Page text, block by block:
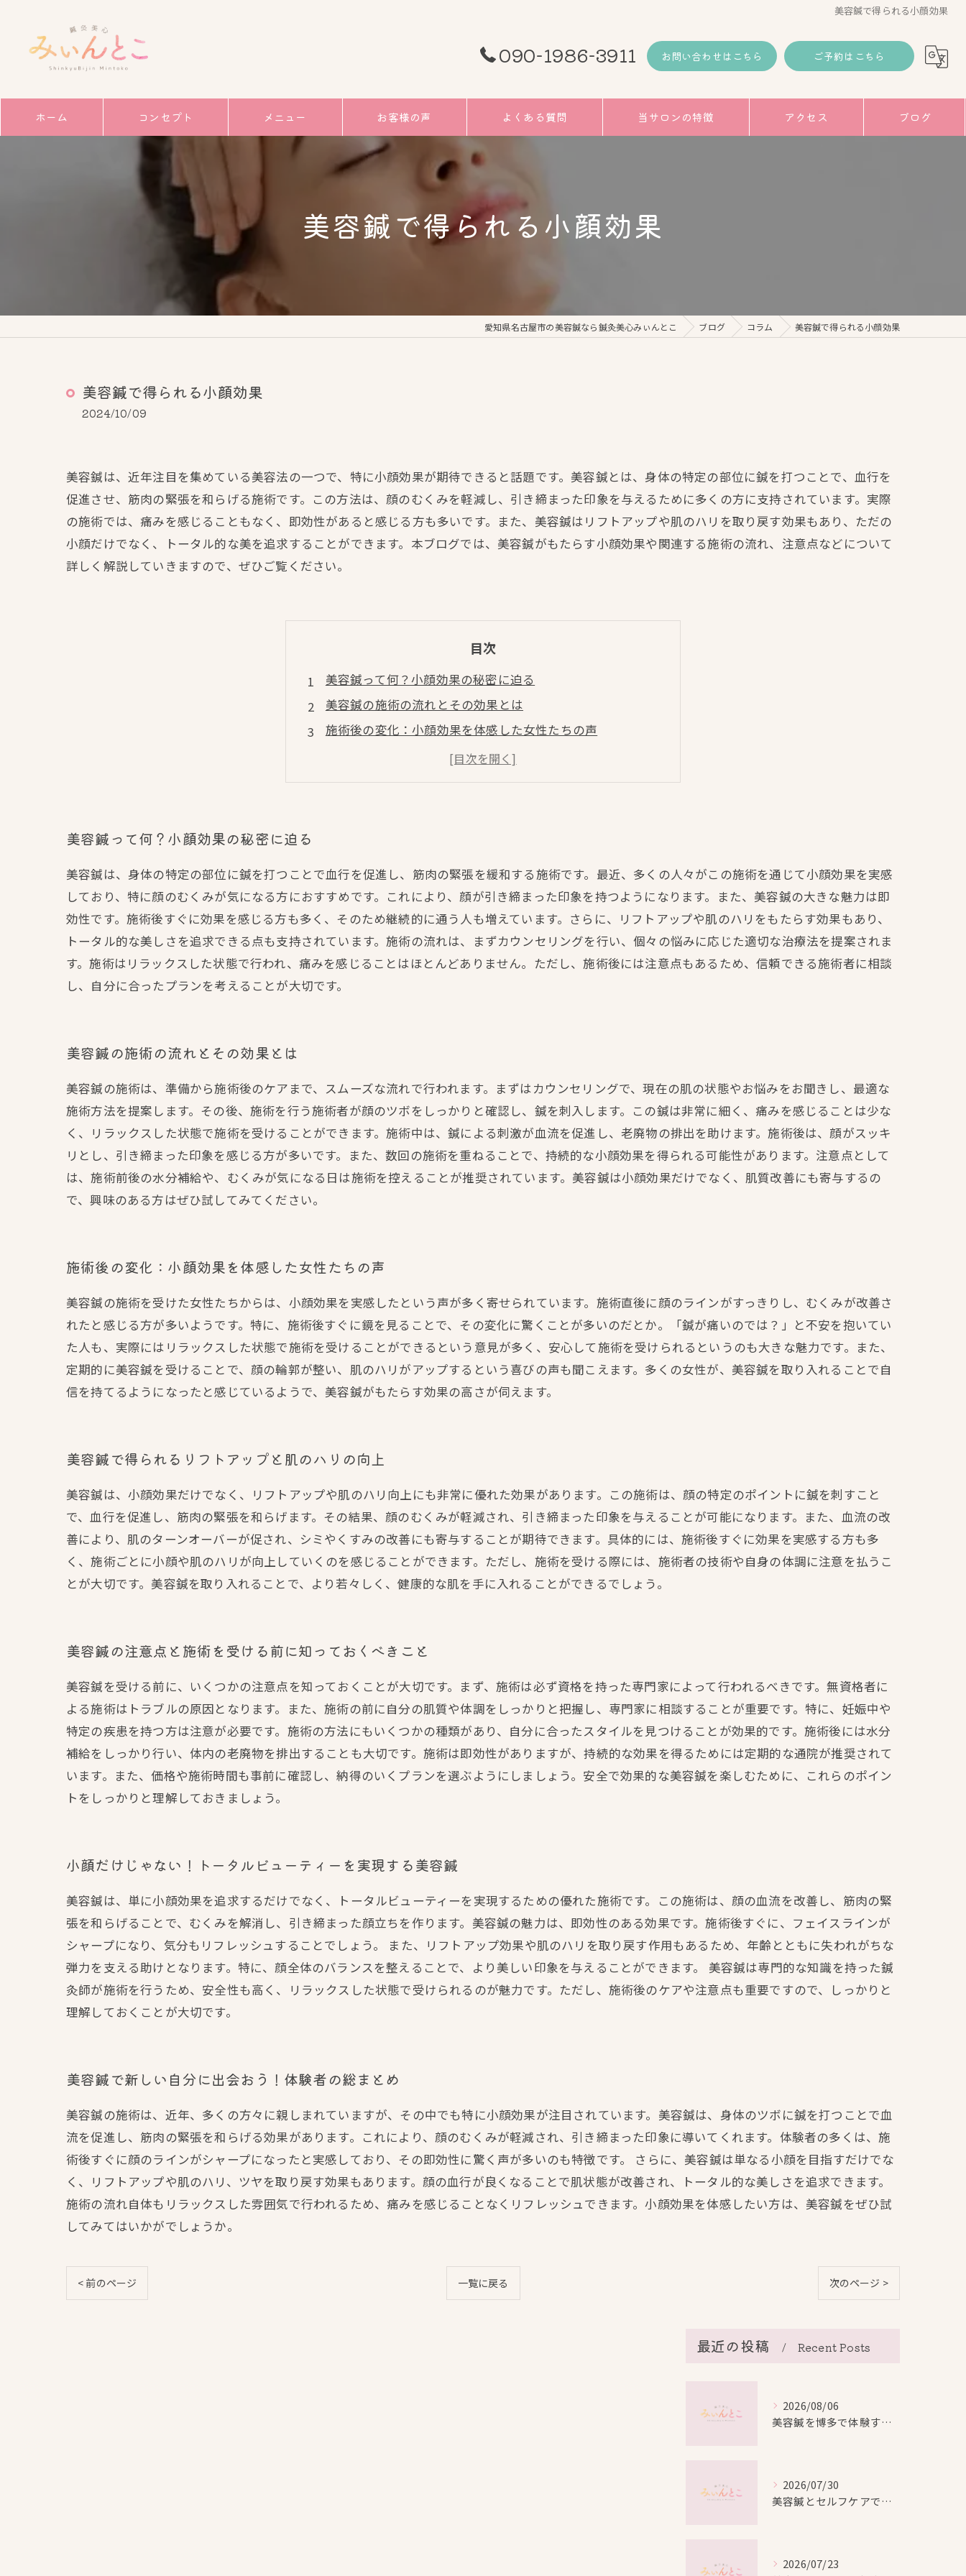
美容鍼で得られる小顔効果
090-1986-3911 お問い合わせはこちら ご予約はこちら
ホーム コンセプト
サービス
ごあいさつ
メニュー お客様の声 よくある質問 当サロンの特徴
小顔
アクセス ブログ
美容鍼で得られる小顔効果
愛知県名古屋市の美容鍼なら鍼灸美心みぃんとこ ブログ コラム 美容鍼で得られる小顔効果
美容鍼で得られる小顔効果
2024/10/09
美容鍼は、近年注目を集めている美容法の一つで、特に小顔効果が期待できると話題です。美容鍼とは、身体の特定の部位に鍼を打つことで、血行を
促進させ、筋肉の緊張を和らげる施術です。この方法は、顔のむくみを軽減し、引き締まった印象を与えるために多くの方に支持されています。実際
の施術では、痛みを感じることもなく、即効性があると感じる方も多いです。また、美容鍼はリフトアップや肌のハリを取り戻す効果もあり、ただの
小顔だけでなく、トータル的な美を追求することができます。本ブログでは、美容鍼がもたらす小顔効果や関連する施術の流れ、注意点などについて
詳しく解説していきますので、ぜひご覧ください。
目次
美容鍼って何？小顔効果の秘密に迫る
美容鍼の施術の流れとその効果とは
施術後の変化：小顔効果を体感した女性たちの声
美容鍼で得られるリフトアップと肌のハリの向上
美容鍼の注意点と施術を受ける前に知っておくべきこと
美容鍼って何？小顔効果の秘密に迫る
美容鍼は、身体の特定の部位に鍼を打つことで血行を促進し、筋肉の緊張を緩和する施術です。最近、多くの人々がこの施術を通じて小顔効果を実感
しており、特に顔のむくみが気になる方におすすめです。これにより、顔が引き締まった印象を持つようになります。また、美容鍼の大きな魅力は即
効性です。施術後すぐに効果を感じる方も多く、そのため継続的に通う人も増えています。さらに、リフトアップや肌のハリをもたらす効果もあり、
トータル的な美しさを追求できる点も支持されています。施術の流れは、まずカウンセリングを行い、個々の悩みに応じた適切な治療法を提案されま
す。施術はリラックスした状態で行われ、痛みを感じることはほとんどありません。ただし、施術後には注意点もあるため、信頼できる施術者に相談
し、自分に合ったプランを考えることが大切です。
美容鍼の施術の流れとその効果とは
美容鍼の施術は、準備から施術後のケアまで、スムーズな流れで行われます。まずはカウンセリングで、現在の肌の状態やお悩みをお聞きし、最適な
施術方法を提案します。その後、施術を行う施術者が顔のツボをしっかりと確認し、鍼を刺入します。この鍼は非常に細く、痛みを感じることは少な
く、リラックスした状態で施術を受けることができます。施術中は、鍼による刺激が血流を促進し、老廃物の排出を助けます。施術後は、顔がスッキ
リとし、引き締まった印象を感じる方が多いです。また、数回の施術を重ねることで、持続的な小顔効果を得られる可能性があります。注意点として
は、施術前後の水分補給や、むくみが気になる日は施術を控えることが推奨されています。美容鍼は小顔効果だけでなく、肌質改善にも寄与するの
で、興味のある方はぜひ試してみてください。
施術後の変化：小顔効果を体感した女性たちの声
美容鍼の施術を受けた女性たちからは、小顔効果を実感したという声が多く寄せられています。施術直後に顔のラインがすっきりし、むくみが改善さ
れたと感じる方が多いようです。特に、施術後すぐに鏡を見ることで、その変化に驚くことが多いのだとか。「鍼が痛いのでは？」と不安を抱いてい
た人も、実際にはリラックスした状態で施術を受けることができるという意見が多く、安心して施術を受けられるというのも大きな魅力です。また、
定期的に美容鍼を受けることで、顔の輪郭が整い、肌のハリがアップするという喜びの声も聞こえます。多くの女性が、美容鍼を取り入れることで自
信を持てるようになったと感じているようで、美容鍼がもたらす効果の高さが伺えます。
美容鍼で得られるリフトアップと肌のハリの向上
美容鍼は、小顔効果だけでなく、リフトアップや肌のハリ向上にも非常に優れた効果があります。この施術は、顔の特定のポイントに鍼を刺すこと
で、血行を促進し、筋肉の緊張を和らげます。その結果、顔のむくみが軽減され、引き締まった印象を与えることが可能になります。また、血流の改
善により、肌のターンオーバーが促され、シミやくすみの改善にも寄与することが期待できます。具体的には、施術後すぐに効果を実感する方も多
く、施術ごとに小顔や肌のハリが向上していくのを感じることができます。ただし、施術を受ける際には、施術者の技術や自身の体調に注意を払うこ
とが大切です。美容鍼を取り入れることで、より若々しく、健康的な肌を手に入れることができるでしょう。
美容鍼の注意点と施術を受ける前に知っておくべきこと
美容鍼を受ける前に、いくつかの注意点を知っておくことが大切です。まず、施術は必ず資格を持った専門家によって行われるべきです。無資格者に
よる施術はトラブルの原因となります。また、施術の前に自分の肌質や体調をしっかりと把握し、専門家に相談することが重要です。特に、妊娠中や
特定の疾患を持つ方は注意が必要です。施術の方法にもいくつかの種類があり、自分に合ったスタイルを見つけることが効果的です。施術後には水分
補給をしっかり行い、体内の老廃物を排出することも大切です。施術は即効性がありますが、持続的な効果を得るためには定期的な通院が推奨されて
います。また、価格や施術時間も事前に確認し、納得のいくプランを選ぶようにしましょう。安全で効果的な美容鍼を楽しむために、これらのポイン
トをしっかりと理解しておきましょう。
小顔だけじゃない！トータルビューティーを実現する美容鍼
美容鍼は、単に小顔効果を追求するだけでなく、トータルビューティーを実現するための優れた施術です。この施術は、顔の血流を改善し、筋肉の緊
張を和らげることで、むくみを解消し、引き締まった顔立ちを作ります。美容鍼の魅力は、即効性のある効果です。施術後すぐに、フェイスラインが
シャープになり、気分もリフレッシュすることでしょう。 また、リフトアップ効果や肌のハリを取り戻す作用もあるため、年齢とともに失われがちな
弾力を支える助けとなります。特に、顔全体のバランスを整えることで、より美しい印象を与えることができます。 美容鍼は専門的な知識を持った鍼
灸師が施術を行うため、安全性も高く、リラックスした状態で受けられるのが魅力です。ただし、施術後のケアや注意点も重要ですので、しっかりと
理解しておくことが大切です。
美容鍼で新しい自分に出会おう！体験者の総まとめ
美容鍼の施術は、近年、多くの方々に親しまれていますが、その中でも特に小顔効果が注目されています。美容鍼は、身体のツボに鍼を打つことで血
流を促進し、筋肉の緊張を和らげる効果があります。これにより、顔のむくみが軽減され、引き締まった印象に導いてくれます。体験者の多くは、施
術後すぐに顔のラインがシャープになったと実感しており、その即効性に驚く声が多いのも特徴です。 さらに、美容鍼は単なる小顔を目指すだけでな
く、リフトアップや肌のハリ、ツヤを取り戻す効果もあります。顔の血行が良くなることで肌状態が改善され、トータル的な美しさを追求できます。
施術の流れ自体もリラックスした雰囲気で行われるため、痛みを感じることなくリフレッシュできます。小顔効果を体感したい方は、美容鍼をぜひ試
してみてはいかがでしょうか。
< 前のページ 一覧に戻る 次のページ >
最近の投稿 Recent Posts
2026/08/06
美容鍼を博多で体験する際の効果や安全性と料金比較徹底ガイド
2026/07/30
美容鍼とセルフケアで叶える愛知県名古屋市北区米が瀬町の新しい美しさ
2026/07/23